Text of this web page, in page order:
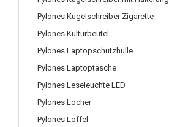
Pylones Kugelschreiber Zigarette
Pylones Kulturbeutel
Pylones Laptopschutzhülle
Pylones Laptoptasche
Pylones Leseleuchte LED
Pylones Locher
Pylones Löffel